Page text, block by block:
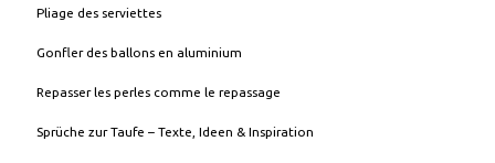
Pliage des serviettes
Gonfler des ballons en aluminium
Repasser les perles comme le repassage
Sprüche zur Taufe – Texte, Ideen & Inspiration